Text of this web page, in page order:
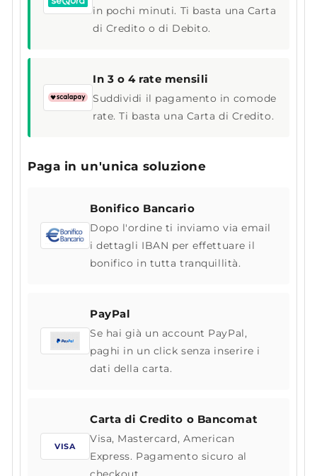
in pochi minuti. Ti basta una Carta
di Credito o di Debito.
In 3 o 4 rate mensili
Suddividi il pagamento in comode
rate. Ti basta una Carta di Credito.
Paga in un'unica soluzione
Bonifico Bancario
Dopo l'ordine ti inviamo via email
i dettagli IBAN per effettuare il
bonifico in tutta tranquillità.
PayPal
Se hai già un account PayPal,
paghi in un click senza inserire i
dati della carta.
VISA
Carta di Credito o Bancomat
Visa, Mastercard, American
Express. Pagamento sicuro al